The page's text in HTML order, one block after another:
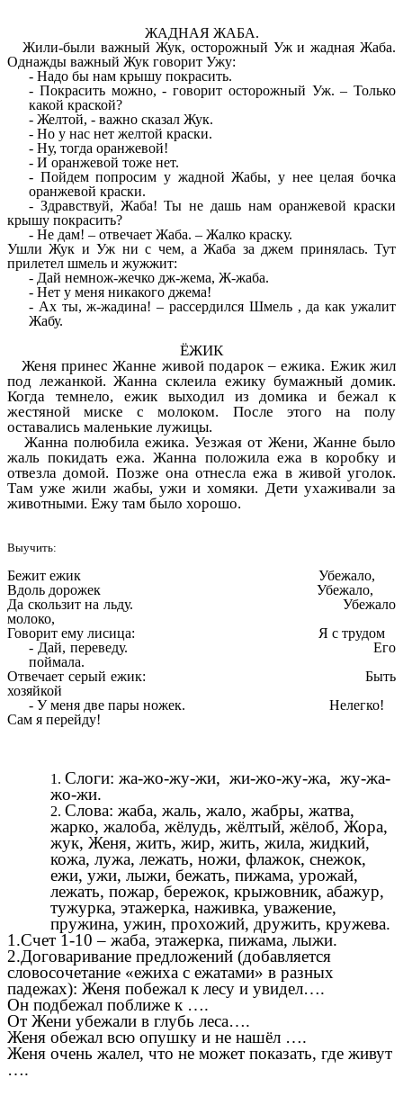
ЖАДНАЯ ЖАБА.
Жили-были важный Жук, осторожный Уж и жадная Жаба.
Однажды важный Жук говорит Ужу:
Надо бы нам крышу покрасить.
Покрасить можно, - говорит осторожный Уж. – Только
какой краской?
Желтой, - важно сказал Жук.
Но у нас нет желтой краски.
Ну, тогда оранжевой!
И оранжевой тоже нет.
Пойдем попросим у жадной Жабы, у нее целая бочка
оранжевой краски.
- Здравствуй, Жаба! Ты не дашь нам оранжевой краски
крышу покрасить?
Не дам! – отвечает Жаба. – Жалко краску.
Ушли Жук и Уж ни с чем, а Жаба за джем принялась. Тут
прилетел шмель и жужжит:
Дай немнож-жечко дж-жема, Ж-жаба.
Нет у меня никакого джема!
Ах ты, ж-жадина! – рассердился Шмель , да как ужалит
Жабу.
ЁЖИК
Женя принес Жанне живой подарок – ежика. Ежик жил
под лежанкой. Жанна склеила ежику бумажный домик.
Когда темнело, ежик выходил из домика и бежал к
жестяной миске с молоком. После этого на полу
оставались маленькие лужицы.
Жанна полюбила ежика. Уезжая от Жени, Жанне было
жаль покидать ежа. Жанна положила ежа в коробку и
отвезла домой. Позже она отнесла ежа в живой уголок.
Там уже жили жабы, ужи и хомяки. Дети ухаживали за
животными. Ежу там было хорошо.
Выучить:
Бежит ежик Убежало,
Вдоль дорожек Убежало,
Да скользит на льду. Убежало
молоко,
Говорит ему лисица: Я с трудом
Дай, переведу. Его
поймала.
Отвечает серый ежик: Быть
хозяйкой
У меня две пары ножек. Нелегко!
Сам я перейду!
Слоги: жа-жо-жу-жи, жи-жо-жу-жа, жу-жа-
жо-жи.
Слова: жаба, жаль, жало, жабры, жатва,
жарко, жалоба, жёлудь, жёлтый, жёлоб, Жора,
жук, Женя, жить, жир, жить, жила, жидкий,
кожа, лужа, лежать, ножи, флажок, снежок,
ежи, ужи, лыжи, бежать, пижама, урожай,
лежать, пожар, бережок, крыжовник, абажур,
тужурка, этажерка, наживка, уважение,
пружина, ужин, прохожий, дружить, кружева.
1.Счет 1-10 – жаба, этажерка, пижама, лыжи.
2.Договаривание предложений (добавляется
словосочетание «ежиха с ежатами» в разных
падежах): Женя побежал к лесу и увидел….
Он подбежал поближе к ….
От Жени убежали в глубь леса….
Женя обежал всю опушку и не нашёл ….
Женя очень жалел, что не может показать, где живут
….